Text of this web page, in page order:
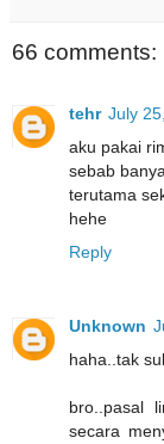
66 comments:
tehr July
aku pakai
sebab
terutama
hehe
Reply
Unknown
haha..tak
bro..pasal
secara